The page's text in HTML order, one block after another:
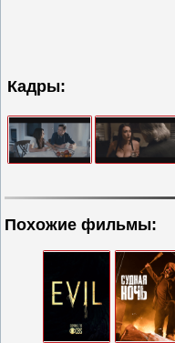
Кадры:
Похожие фильмы: